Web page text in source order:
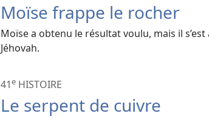
Moïse frappe le rocher
Moïse a obtenu le résultat voulu, mais il
Jéhovah.
41e HISTOIRE
Le serpent de cuivre